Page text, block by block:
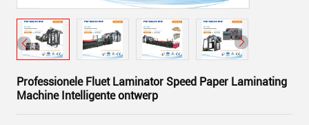
Professionele Fluet Laminator Speed Paper Laminating
Machine Intelligente ontwerp